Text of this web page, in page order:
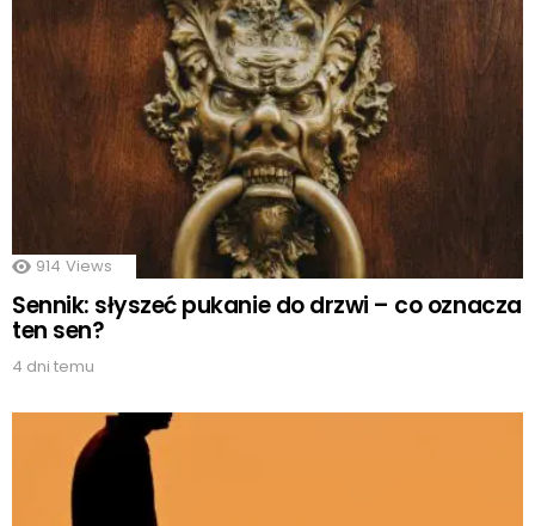
914 Views
Sennik: słyszeć pukanie do drzwi – co oznacza
ten sen?
4 dni temu